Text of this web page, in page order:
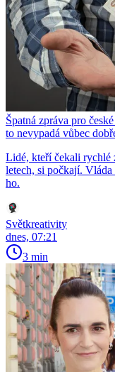
Špatná zpráva pro
to nevypadá vůbec
Lidé, kteří čekali rychlé
letech, si počkají. Vláda
ho.
Světkreativity
dnes, 07:21
3 min